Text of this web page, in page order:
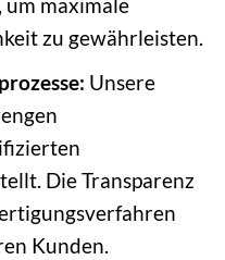
zu gewährleisten.
Unsere
Die Transparenz
Kunden.